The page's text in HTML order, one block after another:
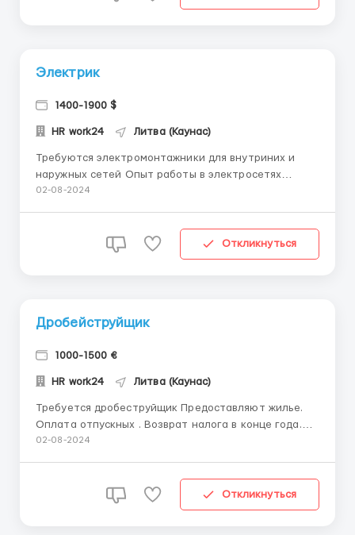
Электрик
1400-1900 $
HR work24 Литва (Каунас)
Требуются электромонтажники для внутриних и
наружных сетей Опыт работы в электросетях
Уметель самостаятельно прокладывать воздушные
делать заземление , прокладывать кабеля под
землей Наличии диплома э...
02-08-2024
Откликнуться
Дробейструйщик
1000-1500 €
HR work24 Литва (Каунас)
Требуется дробеструйщик Предоставляют жилье.
Оплата отпускных . Возврат налога в конце года.
Работа на заводе. Помощь в оформлении
02-08-2024
Откликнуться